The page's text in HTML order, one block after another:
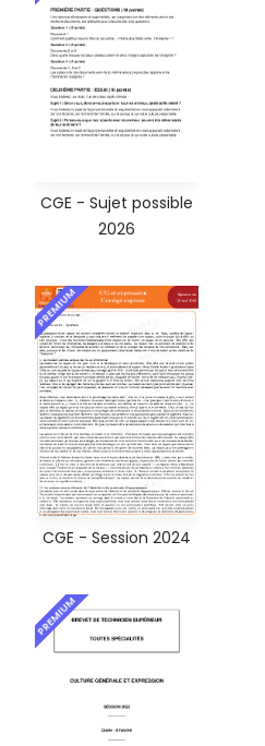
CGE - Sujet possible
2026
PREMIUM
CGE - Session 2024
PREMIUM